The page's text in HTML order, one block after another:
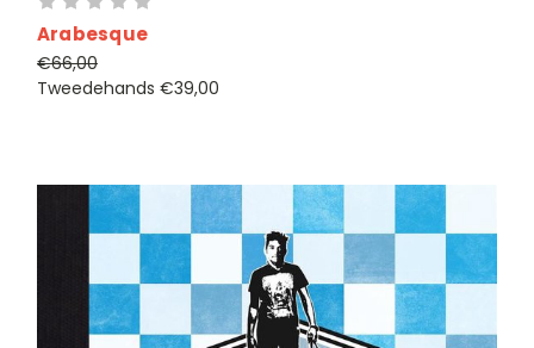
Arabesque
€66,00
Tweedehands €39,00